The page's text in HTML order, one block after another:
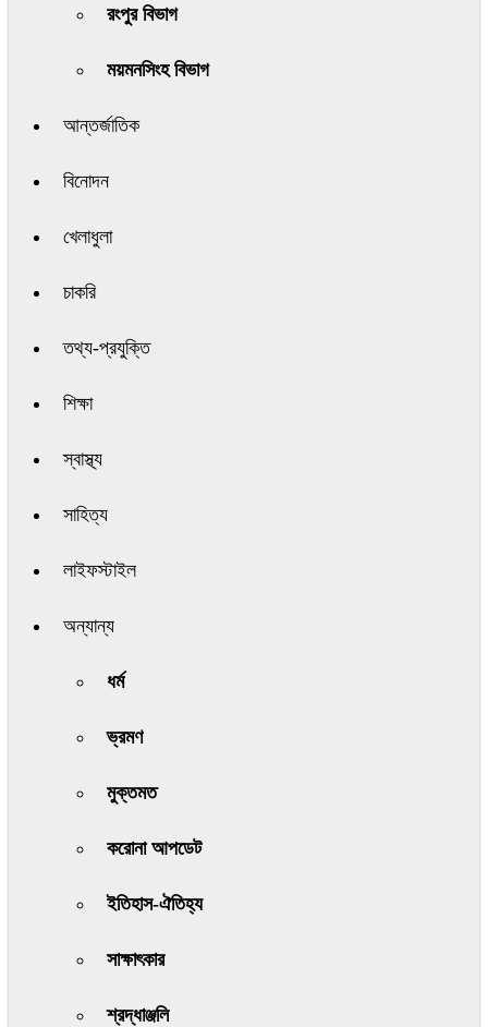
রংপুর বিভাগ
ময়মনসিংহ বিভাগ
আন্তর্জাতিক
বিনোদন
খেলাধুলা
চাকরি
তথ্য-প্রযুক্তি
শিক্ষা
স্বাস্থ্য
সাহিত্য
লাইফস্টাইল
অন্যান্য
ধর্ম
ভ্রমণ
মুক্তমত
করোনা আপডেট
ইতিহাস-ঐতিহ্য
সাক্ষাৎকার
শ্রদ্ধাঞ্জলি